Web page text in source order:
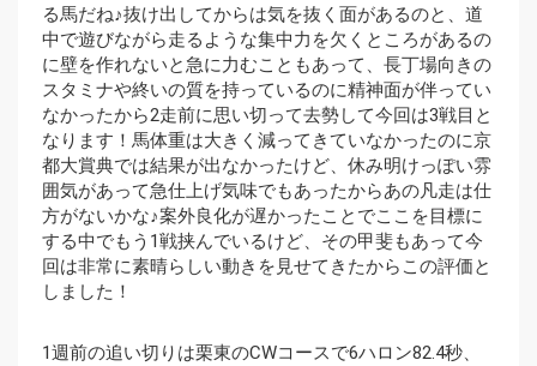
る馬だね♪抜け出してからは気を抜く面があるのと、道
中で遊びながら走るような集中力を欠くところがあるの
に壁を作れないと急に力むこともあって、長丁場向きの
スタミナや終いの質を持っているのに精神面が伴ってい
なかったから2走前に思い切って去勢して今回は3戦目と
なります！馬体重は大きく減ってきていなかったのに京
都大賞典では結果が出なかったけど、休み明けっぽい雰
囲気があって急仕上げ気味でもあったからあの凡走は仕
方がないかな♪案外良化が遅かったことでここを目標に
する中でもう1戦挟んでいるけど、その甲斐もあって今
回は非常に素晴らしい動きを見せてきたからこの評価と
しました！
1週前の追い切りは栗東のCWコースで6ハロン82.4秒、